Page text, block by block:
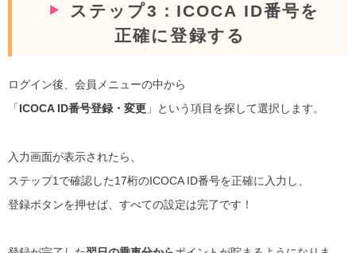
ステップ3：ICOCA ID番号を
正確に登録する
ログイン後、会員メニューの中から
「ICOCA ID番号登録・変更 」という項目を探して選択します。
入力画面が表示されたら、
ステップ1で確認した17桁のICOCA ID番号を正確に入力し、
登録ボタンを押せば、すべての設定は完了です！